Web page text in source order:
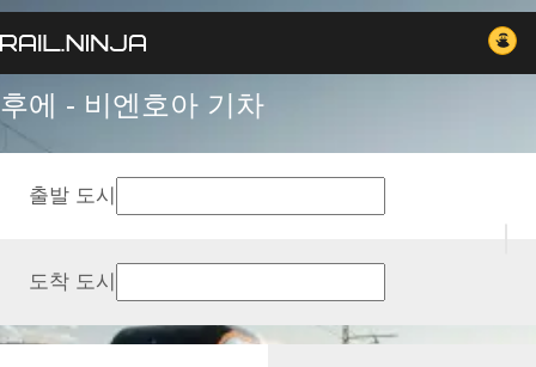
후에 - 비엔호아 기차
출발 도시
도착 도시